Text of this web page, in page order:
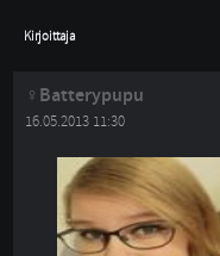
Kirjoittaja
Batterypupu
16.05.2013 11:30